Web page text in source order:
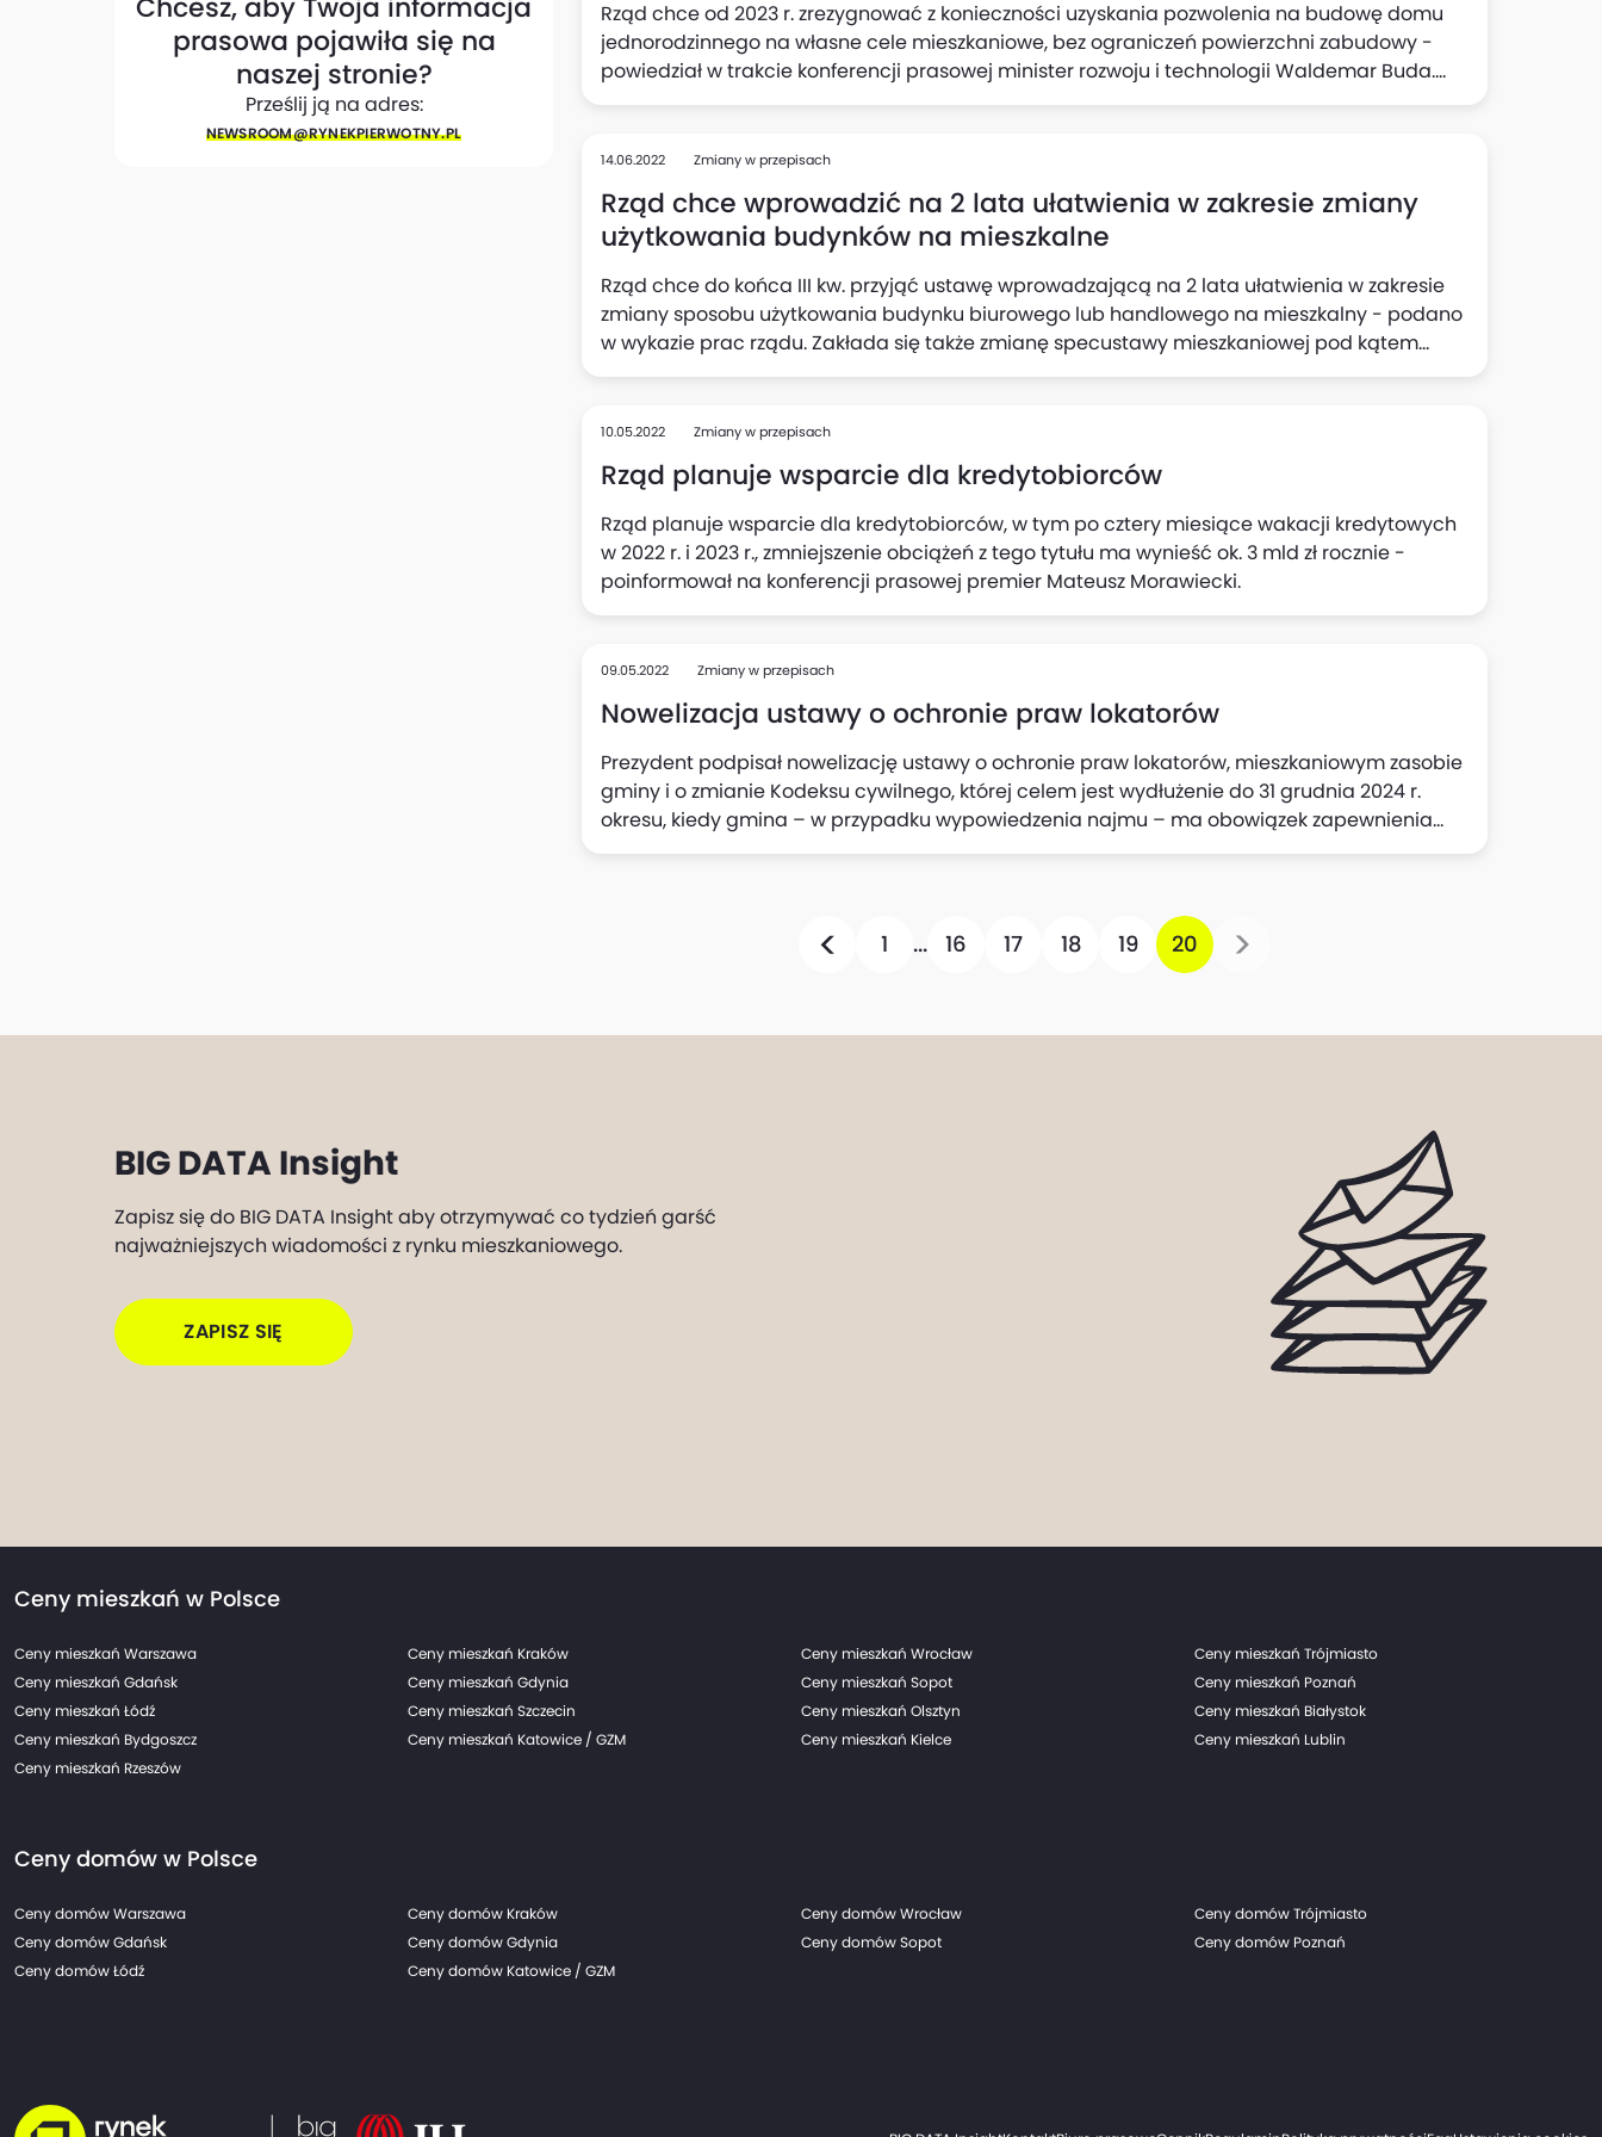
prasowa pojawiła się na
naszej stronie?
Prześlij ją na adres:
NEWSROOM@​RYNEKPIERWOTNY.PL
Rząd chce od 2023 r. zrezygnować z konieczności uzyskania pozwolenia na budowę domu
jednorodzinnego na własne cele mieszkaniowe, bez ograniczeń powierzchni zabudowy -
powiedział w trakcie konferencji prasowej minister rozwoju i technologii Waldemar Buda.
"Chcemy w ogóle zrezygnować z pozwoleń na budowę przy domach jednorodzinnych dla
i od nowego roku będziemy chcieli wprowadzić zasadę, że przy budownictwie
jednorodzinnym dla domów, bez względu na powierzchnię, nie będziemy musieli uzyskiwać
pozwolenia na budowę" - powiedział. Z prezentacji MRiT wynika, że kierownik budowy będzie
obligatoryjny dla budowy domu powyżej 70 m.kw.
14.06.2022 Zmiany w przepisach
Rząd chce wprowadzić na 2 lata ułatwienia w zakresie zmiany
użytkowania budynków na mieszkalne
Rząd chce do końca III kw. przyjąć ustawę wprowadzającą na 2 lata ułatwienia w zakresie
zmiany sposobu użytkowania budynku biurowego lub handlowego na mieszkalny - podano
w wykazie prac rządu. Zakłada się także zmianę specustawy mieszkaniowej pod kątem
rozszerzenia terenów do zagospodarowania pod budownictwo mieszkaniowe.
budynku (biurowego lub handlowego) na mieszkalny związanej z koniecznością jego
przebudowy (np. konieczna będzie przebudowa, aby wyodrębnić lokale lub wykonać
loggie)" - napisano.
10.05.2022 Zmiany w przepisach
Rząd planuje wsparcie dla kredytobiorców
Rząd planuje wsparcie dla kredytobiorców, w tym po cztery miesiące wakacji kredytowych
w 2022 r. i 2023 r., zmniejszenie obciążeń z tego tytułu ma wynieść ok. 3 mld zł rocznie -
poinformował na konferencji prasowej premier Mateusz Morawiecki.
09.05.2022 Zmiany w przepisach
Nowelizacja ustawy o ochronie praw lokatorów
Prezydent podpisał nowelizację ustawy o ochronie praw lokatorów, mieszkaniowym zasobie
gminy i o zmianie Kodeksu cywilnego, której celem jest wydłużenie do 31 grudnia 2024 r.
okresu, kiedy gmina – w przypadku wypowiedzenia najmu – ma obowiązek zapewnienia
najemcy lokalu zamiennego, poinformowała Kancelaria Prezydenta.
1 ... 16 17 18 19 20
BIG DATA Insight
Zapisz się do BIG DATA Insight aby otrzymywać co tydzień garść
najważniejszych wiadomości z rynku mieszkaniowego.
ZAPISZ SIĘ
Ceny mieszkań w Polsce
Ceny mieszkań Warszawa Ceny mieszkań Kraków Ceny mieszkań Wrocław
Ceny mieszkań Trójmiasto
Ceny mieszkań Gdańsk
Ceny mieszkań Gdynia Ceny mieszkań Sopot
Ceny mieszkań Poznań
Ceny mieszkań Łódź
Ceny mieszkań Szczecin Ceny mieszkań Olsztyn
Ceny mieszkań Białystok
Ceny mieszkań Bydgoszcz
Ceny mieszkań Katowice / GZM Ceny mieszkań Kielce
Ceny mieszkań Lublin
Ceny mieszkań Rzeszów
Ceny domów w Polsce
Ceny domów Warszawa Ceny domów Kraków Ceny domów Wrocław
Ceny domów Trójmiasto
Ceny domów Gdańsk
Ceny domów Gdynia Ceny domów Sopot
Ceny domów Poznań
Ceny domów Łódź
Ceny domów Katowice / GZM